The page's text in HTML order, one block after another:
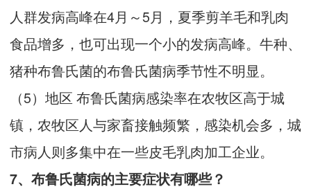
人群发病高峰在4月～5月，夏季剪羊毛和乳肉
食品增多，也可出现一个小的发病高峰。牛种、
猪种布鲁氏菌的布鲁氏菌病季节性不明显。
（5）地区 布鲁氏菌病感染率在农牧区高于城
镇，农牧区人与家畜接触频繁，感染机会多，城
市病人则多集中在一些皮毛乳肉加工企业。
7、布鲁氏菌病的主要症状有哪些？